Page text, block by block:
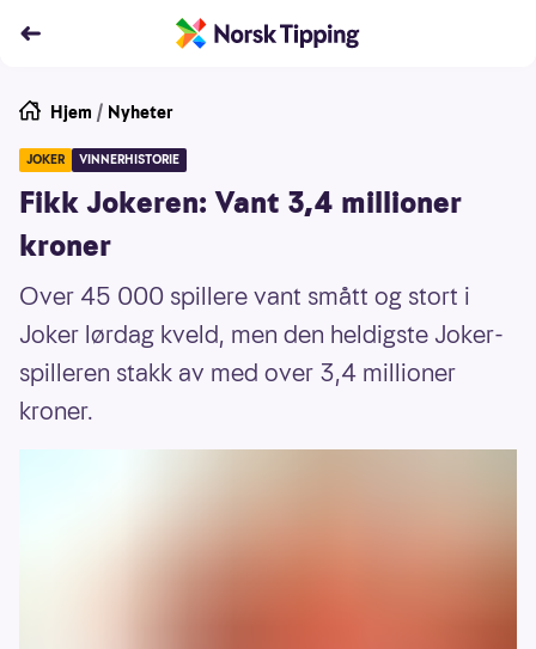
Hjem / Nyheter
JOKER VINNERHISTORIE
Fikk Jokeren: Vant 3,4 millioner
kroner
Over 45 000 spillere vant smått og stort i
Joker lørdag kveld, men den heldigste Joker-
spilleren stakk av med over 3,4 millioner
kroner.